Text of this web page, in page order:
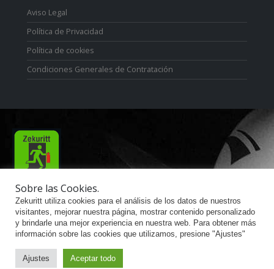
Aviso Legal
Política de Privacidad
Política de cookies
Condiciones Generales de Contratación
Zekuritt TM; Copyright 2021. Derechos Reservados.
Sobre las Cookies.
Zekuritt utiliza cookies para el análisis de los datos de nuestros
visitantes, mejorar nuestra página, mostrar contenido personalizado
y brindarle una mejor experiencia en nuestra web. Para obtener más
información sobre las cookies que utilizamos, presione "Ajustes"
Ajustes Aceptar todo